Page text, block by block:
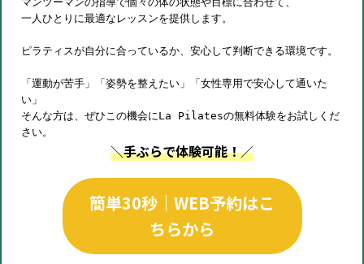
一人ひとりに最適なレッスンを提供します。
ピラティスが自分に合っているか、安心して判断できる環境です。
「運動が苦手」「姿勢を整えたい」「女性専用で安心して通いた
い」
そんな方は、ぜひこの機会にLa Pilatesの無料体験をお試しくだ
さい。
＼手ぶらで体験可能！／
簡単30秒｜WEB予約はこ
ちらから